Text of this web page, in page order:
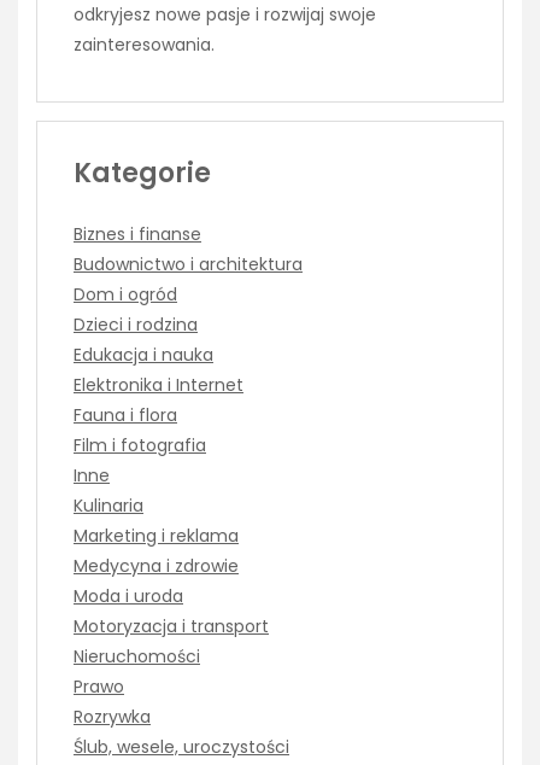
odkryjesz nowe pasje i rozwijaj swoje
zainteresowania.
Kategorie
Biznes i finanse
Budownictwo i architektura
Dom i ogród
Dzieci i rodzina
Edukacja i nauka
Elektronika i Internet
Fauna i flora
Film i fotografia
Inne
Kulinaria
Marketing i reklama
Medycyna i zdrowie
Moda i uroda
Motoryzacja i transport
Nieruchomości
Prawo
Rozrywka
Ślub, wesele, uroczystości